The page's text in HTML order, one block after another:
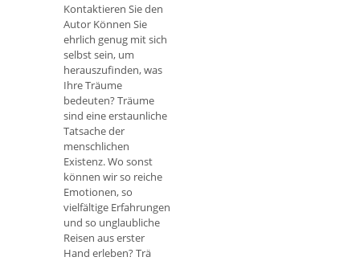
Kontaktieren Sie den
Autor Können Sie
ehrlich genug mit sich
selbst sein, um
herauszufinden, was
Ihre Träume
bedeuten? Träume
sind eine erstaunliche
Tatsache der
menschlichen
Existenz. Wo sonst
können wir so reiche
Emotionen, so
vielfältige Erfahrungen
und so unglaubliche
Reisen aus erster
Hand erleben? Trä